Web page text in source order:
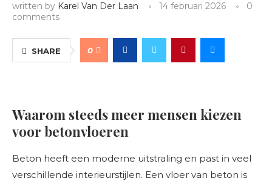
written by Karel Van Der Laan 14 februari 2026
0
comments
SHARE 0
Waarom steeds meer mensen kiezen
voor betonvloeren
Beton heeft een moderne uitstraling en past in veel
verschillende interieurstijlen. Een vloer van beton is